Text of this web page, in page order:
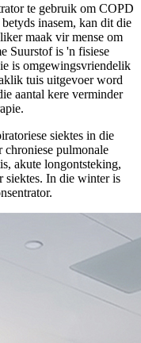
te gebruik om COPD
inasem, kan dit die
maak vir mense om
Suurstof is 'n fisiese
is omgewingsvriendelik
tuis uitgevoer word
aantal kere verminder
siektes in die
chroniese pulmonale
akute longontsteking,
siektes. In die winter is